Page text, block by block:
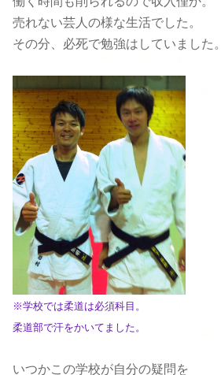
売れない芸人の様な生活でした。
その分、必死で勉強はしていました。
※学校では柔道は必須科目。
柔道部で汗をかいてました。
いつかこの学校が自分の疑問を